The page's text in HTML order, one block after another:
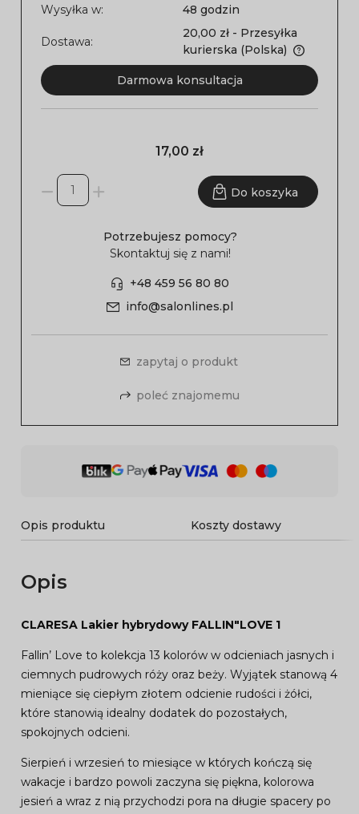
Wysyłka w:
48 godzin
Dostawa:
20,00 zł - Przesyłka
kurierska (Polska)
Darmowa konsultacja
17,00 zł
Do koszyka
Potrzebujesz pomocy?
Skontaktuj się z nami!
+48 459 56 80 80
info@salonlines.pl
zapytaj o produkt
poleć znajomemu
Opis produktu Koszty dostawy
Opis
CLARESA Lakier hybrydowy FALLIN"LOVE 1
Fallin’ Love to kolekcja 13 kolorów w odcieniach jasnych i
ciemnych pudrowych róży oraz beży. Wyjątek stanową 4
mieniące się ciepłym złotem odcienie rudości i żółci,
które stanowią idealny dodatek do pozostałych,
spokojnych odcieni.
Sierpień i wrzesień to miesiące w których kończą się
wakacje i bardzo powoli zaczyna się piękna, kolorowa
jesień a wraz z nią przychodzi pora na długie spacery po